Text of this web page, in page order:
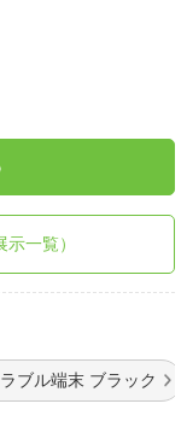
一覧）
ブル端末 ブラック